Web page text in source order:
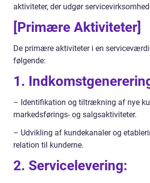
aktiviteter, der udgør
[Primære Aktiviteter]
De primære aktiviteter i en
følgende:
1.
– Identifikation og tiltrækning af nye
markedsførings- og salgsaktiviteter.
– Udvikling af kundekanaler og
relation til kunderne.
2. Servicelevering: